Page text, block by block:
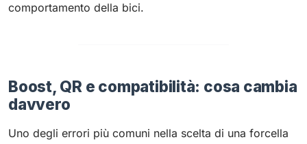
comportamento della bici.
Boost, QR e compatibilità: cosa cambia
davvero
Uno degli errori più comuni nella scelta di una forcella